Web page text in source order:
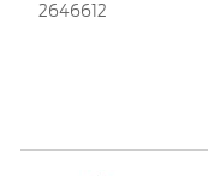
2646612